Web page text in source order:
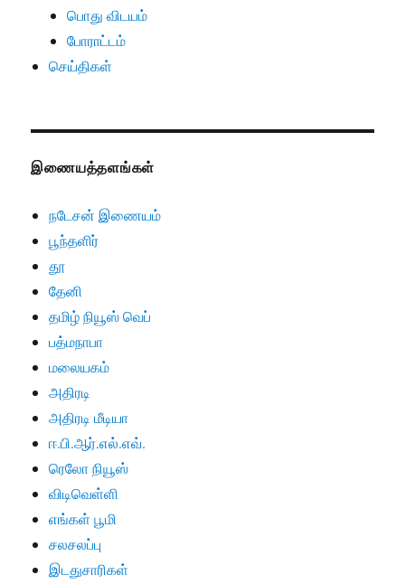
பொது விடயம்
போராட்டம்
செய்திகள்
இணையத்தளங்கள்
நடேசன் இணையம்
பூந்தளிர்
தூ
தேனி
தமிழ் நியூஸ் வெப்
பத்மநாபா
மலையகம்
அதிரடி
அதிரடி மீடியா
ஈ.பி.ஆர்.எல்.எவ்.
ரெலோ நியூஸ்
விடிவெள்ளி
எங்கள் பூமி
சலசலப்பு
இடதுசாரிகள்